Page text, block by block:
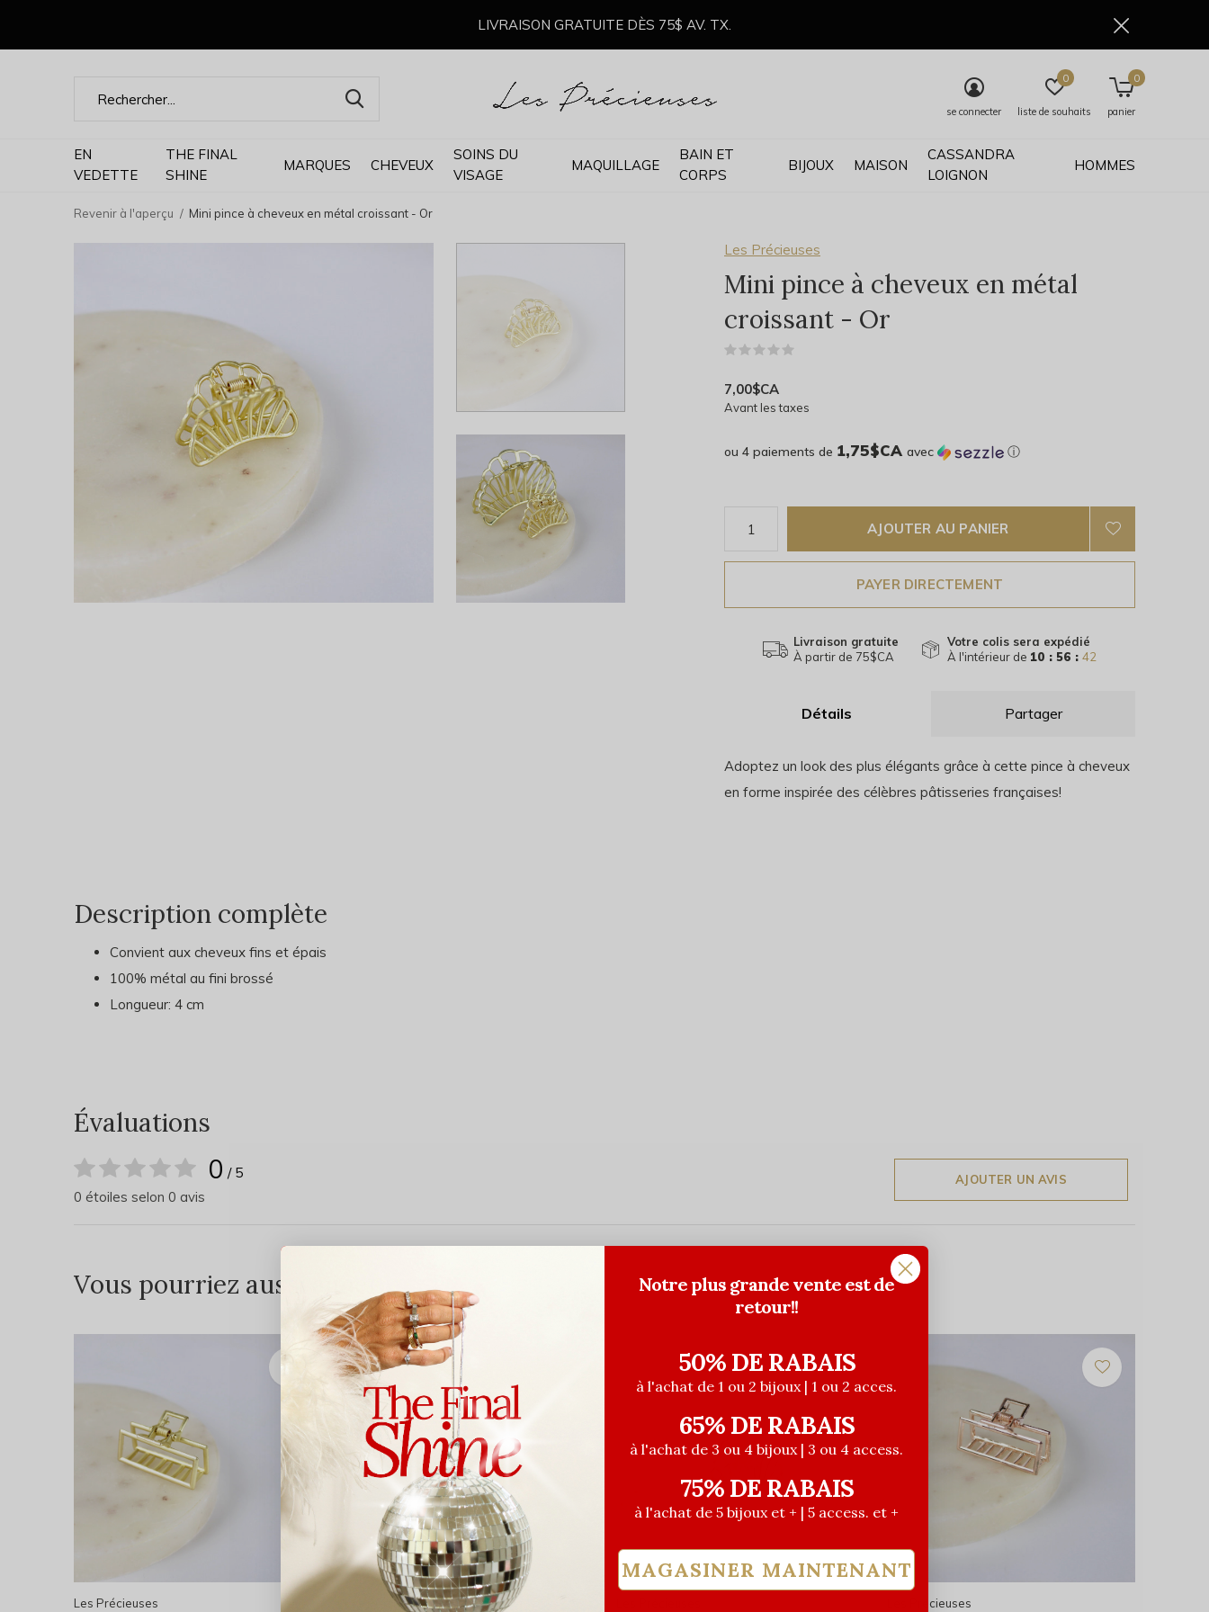
EN
VEDETTE
THE FINAL
SHINE
MARQUES CHEVEUX
SOINS DU
VISAGE
MAQUILLAGE
BAIN ET
CORPS
BIJOUX MAISON
CASSANDRA
LOIGNON
HOMMES
se connecter liste de souhaits
0
panier
0
LIVRAISON GRATUITE DÈS 75$ AV. TX.
Revenir à l'aperçu Mini pince à cheveux en métal croissant - Or
Les Précieuses
Mini pince à cheveux en métal
croissant - Or
7,00$CA
Avant les taxes
ou 4 paiements de 1,75$CA avec ⓘ
AJOUTER AU PANIER
PAYER DIRECTEMENT
Livraison gratuite
À partir de 75$CA
Votre colis sera expédié
À l'intérieur de 10 : 56 : 41
Détails Partager
Adoptez un look des plus élégants grâce à cette pince à cheveux
en forme inspirée des célèbres pâtisseries françaises!
Description complète
Convient aux cheveux fins et épais
100% métal au fini brossé
Longueur: 4 cm
Évaluations
0 / 5
0 étoiles selon 0 avis
AJOUTER UN AVIS
Vous pourriez aussi aimer...
Les Précieuses Les Précieuses Les Précieuses
Notre plus grande vente est de
retour!!
50% DE RABAIS
à l'achat de 1 ou 2 bijoux | 1 ou 2 acces.
65% DE RABAIS
à l'achat de 3 ou 4 bijoux | 3 ou 4 access.
75% DE RABAIS
à l'achat de 5 bijoux et + | 5 access. et +
MAGASINER MAINTENANT